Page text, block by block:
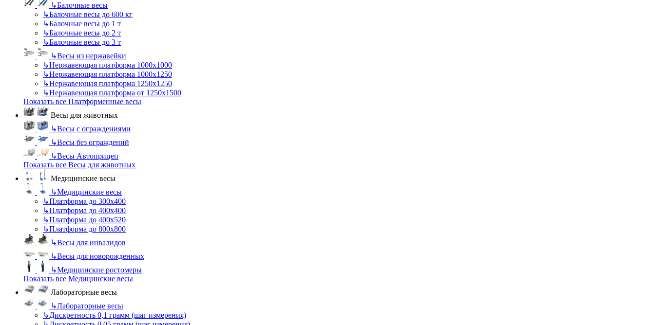
↳Балочные весы
↳Балочные весы до 600 кг
↳Балочные весы до 1 т
↳Балочные весы до 2 т
↳Балочные весы до 3 т
↳Весы из нержавейки
↳Нержавеющая платформа 1000х1000
↳Нержавеющая платформа 1000х1250
↳Нержавеющая платформа 1250х1250
↳Нержавеющая платформа от 1250х1500
Показать все Платформенные весы
Весы для животных
↳Весы с ограждениями
↳Весы без ограждений
↳Весы Автоприцеп
Показать все Весы для животных
Медицинские весы
↳Медицинские весы
↳Платформа до 300х400
↳Платформа до 400х400
↳Платформа до 400х520
↳Платформа до 800х800
↳Весы для инвалидов
↳Весы для новорожденных
↳Медицинские ростомеры
Показать все Медицинские весы
Лабораторные весы
↳Лабораторные весы
↳Дискретность 0,1 грамм (шаг измерения)